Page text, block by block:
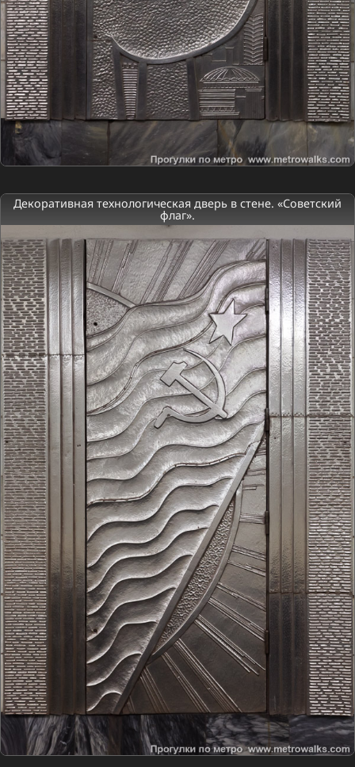
Декоративная технологическая дверь в стене. «Советский
флаг».